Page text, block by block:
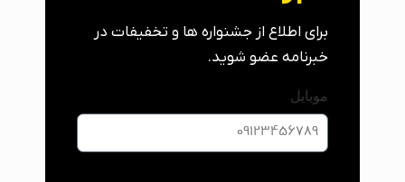
برای اطلاع از جشنواره ها و تخفیفات در
خبرنامه عضو شوید.
موبایل